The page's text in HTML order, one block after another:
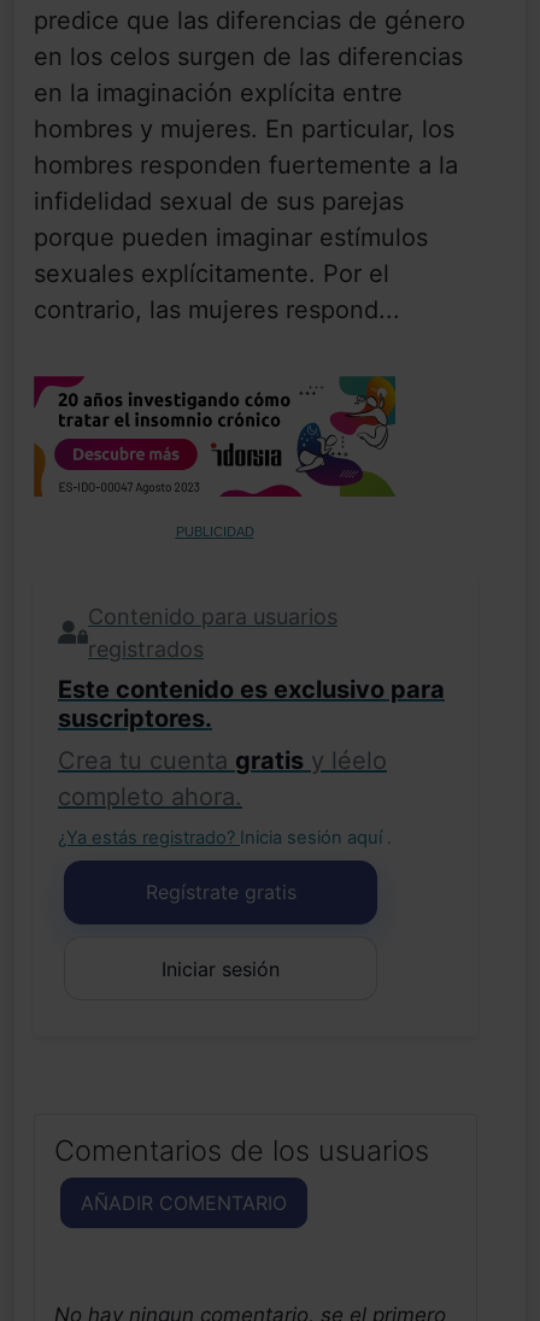
predice que las diferencias de género
en los celos surgen de las diferencias
en la imaginación explícita entre
hombres y mujeres. En particular, los
hombres responden fuertemente a la
infidelidad sexual de sus parejas
porque pueden imaginar estímulos
sexuales explícitamente. Por el
contrario, las mujeres respond...
PUBLICIDAD
Contenido para usuarios
registrados
Este contenido es exclusivo para
suscriptores.
Crea tu cuenta gratis y léelo
completo ahora.
¿Ya estás registrado? Inicia sesión aquí .
Regístrate gratis
Iniciar sesión
Comentarios de los usuarios
AÑADIR COMENTARIO
No hay ningun comentario, se el primero